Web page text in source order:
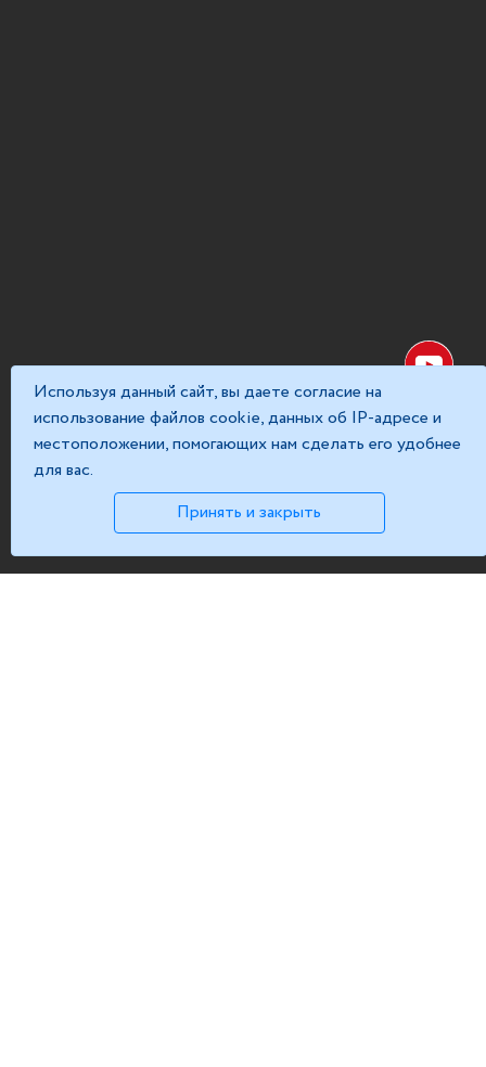
Используя данный сайт, вы даете согласие на
использование файлов cookie, данных об IP-адресе и
местоположении, помогающих нам сделать его удобнее
для вас.
Принять и закрыть